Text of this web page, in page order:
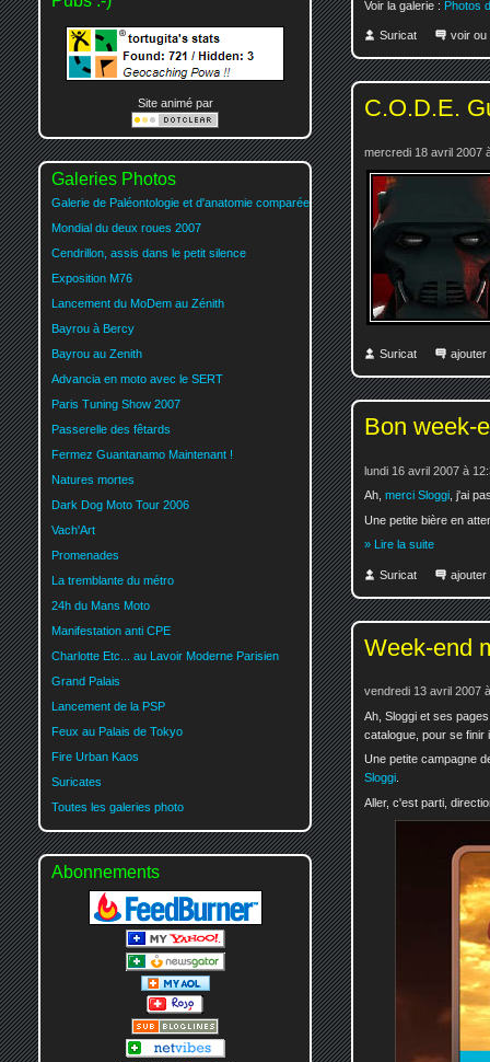
Voir la galerie : Photos
Suricat voir ou
C.O.D.E.
mercredi 18 avril 2007
Suricat ajouter
Bon week-
lundi 16 avril 2007 à
Ah, merci Sloggi , j'ai
Une petite bière en
» Lire la suite
Suricat ajouter
Week-end
vendredi 13 avril 2007
Ah, Sloggi et ses
catalogue, pour se finir
Une petite campagne
Sloggi
Aller, c'est parti,
Site animé par
Galeries Photos
Galerie de Paléontologie et d'anatomie comparée
Mondial du deux roues 2007
Cendrillon, assis dans le petit silence
Exposition M76
Lancement du MoDem au Zénith
Bayrou à Bercy
Bayrou au Zenith
Advancia en moto avec le SERT
Paris Tuning Show 2007
Passerelle des fêtards
Fermez Guantanamo Maintenant !
Natures mortes
Dark Dog Moto Tour 2006
Vach'Art
Promenades
La tremblante du métro
24h du Mans Moto
Manifestation anti CPE
Charlotte Etc... au Lavoir Moderne Parisien
Grand Palais
Lancement de la PSP
Feux au Palais de Tokyo
Fire Urban Kaos
Suricates
Toutes les galeries photo
Abonnements